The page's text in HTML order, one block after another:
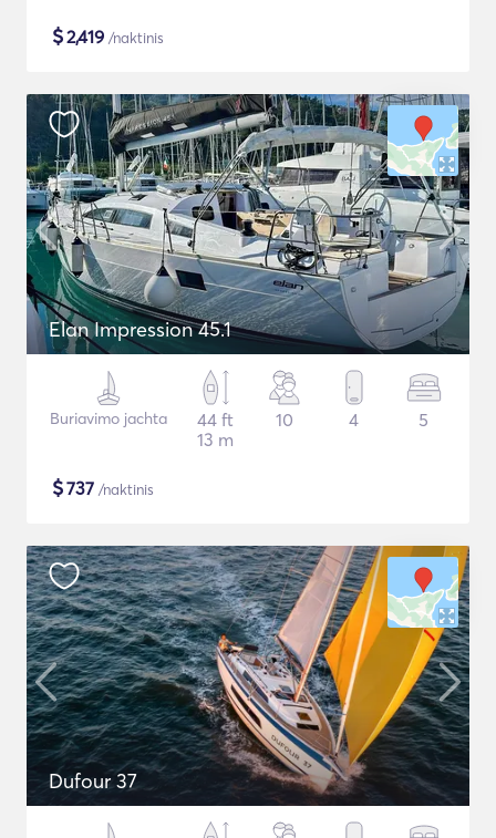
$2,419 /naktinis
Elan Impression 45.1
Buriavimo jachta
44 ft
13 m
10 4 5
$737 /naktinis
Dufour 37